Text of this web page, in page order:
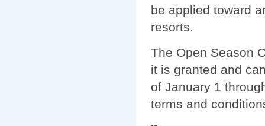
be applied toward
resorts.
The Open Season
it is granted and
of January 1
terms and